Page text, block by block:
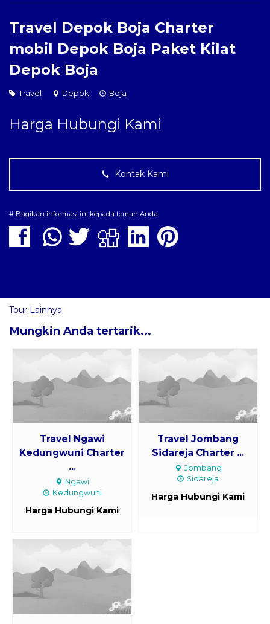
Travel Depok Boja Charter
mobil Depok Boja Paket Kilat
Depok Boja
Travel Depok Boja
Harga Hubungi Kami
Kontak Kami
# Bagikan informasi ini kepada teman Anda
Tour Lainnya
Mungkin Anda tertarik...
Travel Ngawi
Kedungwuni Charter
...
Ngawi
Kedungwuni
Harga Hubungi Kami
Travel Jombang
Sidareja Charter ...
Jombang
Sidareja
Harga Hubungi Kami